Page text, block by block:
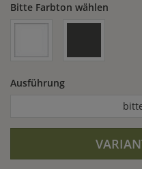
Bitte Farbton wählen
Ausführung